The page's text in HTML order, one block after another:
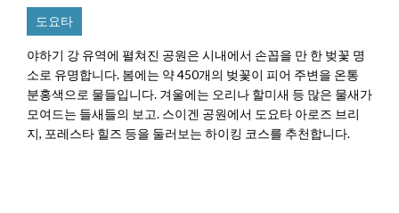
도요타
야하기 강 유역에 펼쳐진 공원은 시내에서 손꼽을 만 한 벚꽃 명
소로 유명합니다. 봄에는 약 450개의 벚꽃이 피어 주변을 온통
분홍색으로 물들입니다. 겨울에는 오리나 할미새 등 많은 물새가
모여드는 들새들의 보고. 스이겐 공원에서 도요타 아로즈 브리
지, 포레스타 힐즈 등을 둘러보는 하이킹 코스를 추천합니다.